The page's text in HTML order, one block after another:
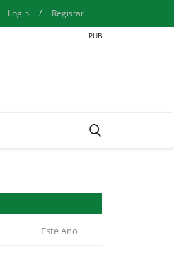
Login / Registar
Este Ano